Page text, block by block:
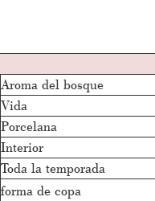
Aroma del bosque
Vida
Porcelana
Interior
Toda la temporada
forma de copa